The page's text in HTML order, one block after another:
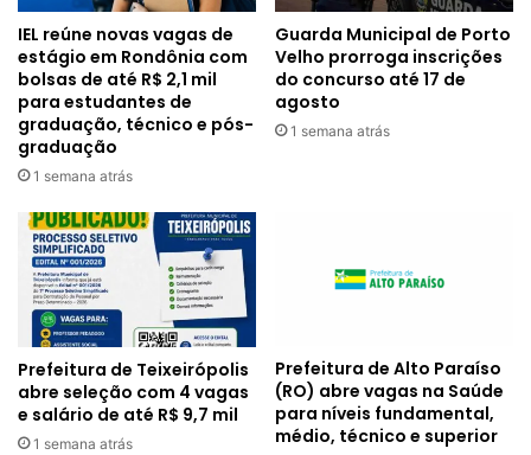
IEL reúne novas vagas de
estágio em Rondônia com
bolsas de até R$ 2,1 mil
para estudantes de
graduação, técnico e pós-
graduação
1 semana atrás
Guarda Municipal de Porto
Velho prorroga inscrições
do concurso até 17 de
agosto
1 semana atrás
Prefeitura de Teixeirópolis
abre seleção com 4 vagas
e salário de até R$ 9,7 mil
1 semana atrás
Prefeitura de Alto Paraíso
(RO) abre vagas na Saúde
para níveis fundamental,
médio, técnico e superior